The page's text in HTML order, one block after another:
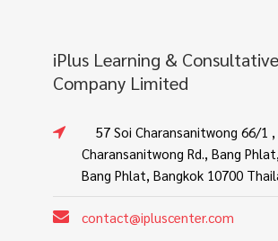
iPlus Learning & Consultative
Company Limited
57 Soi Charansanitwong 66/1 ,
Charansanitwong Rd., Bang Phlat,
Bang Phlat, Bangkok 10700
contact@ipluscenter.com